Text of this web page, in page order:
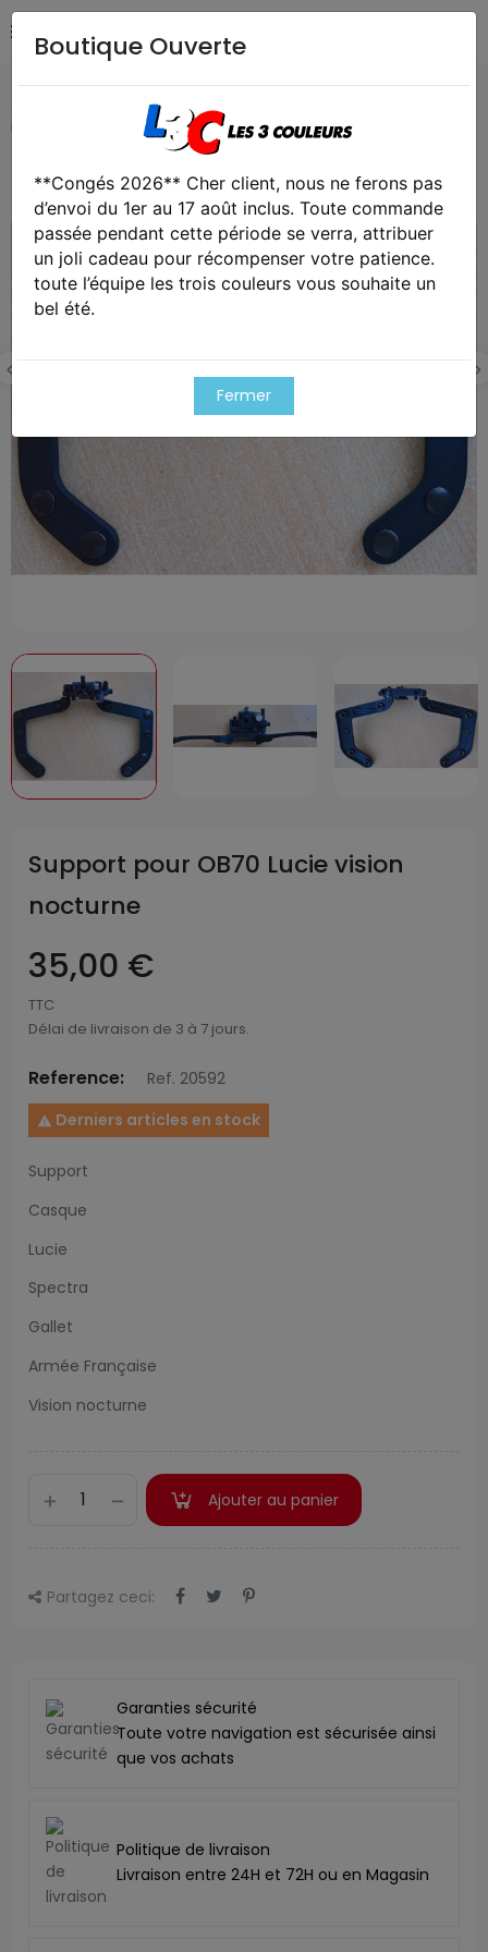
Collection
Support pour OB70 Lucie vision
nocturne
35,00 €
TTC
Délai de livraison de 3 à 7 jours.
Reference: Ref. 20592
 Derniers articles en stock
Support
Casque
Lucie
Spectra
Gallet
Armée Française
Vision nocturne
Ajouter au panier
Partagez ceci:
Garanties sécurité
Toute votre navigation est sécurisée ainsi
que vos achats
Politique de livraison
Livraison entre 24H et 72H ou en Magasin
Boutique Ouverte
**Congés 2026** Cher client, nous ne ferons pas
d’envoi du 1er au 17 août inclus. Toute commande
passée pendant cette période se verra, attribuer
un joli cadeau pour récompenser votre patience.
toute l’équipe les trois couleurs vous souhaite un
bel été.
Fermer